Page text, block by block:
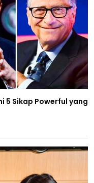
5 Sikap Powerful yang